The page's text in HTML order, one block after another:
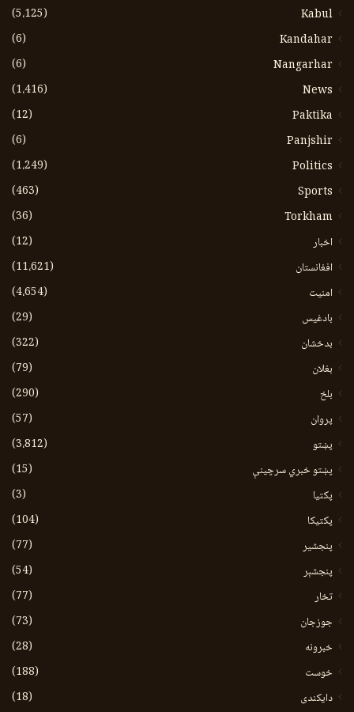
Kabul
(5،125)
Kandahar
(6)
Nangarhar
(6)
News
(1،416)
Paktika
(12)
Panjshir
(6)
Politics
(1،249)
Sports
(463)
Torkham
(36)
اخبار
(12)
افغانستان
(11،621)
امنیت
(4،654)
بادغیس
(29)
بدخشان
(322)
بغلان
(79)
بلخ
(290)
پروان
(57)
پښتو
(3،812)
پښتو خبري سرچينې
(15)
پکتيا
(3)
پکتیکا
(104)
پنجشیر
(77)
پنجشېر
(54)
تخار
(77)
جوزجان
(73)
خبرونه
(28)
خوست
(188)
دایکندی
(18)